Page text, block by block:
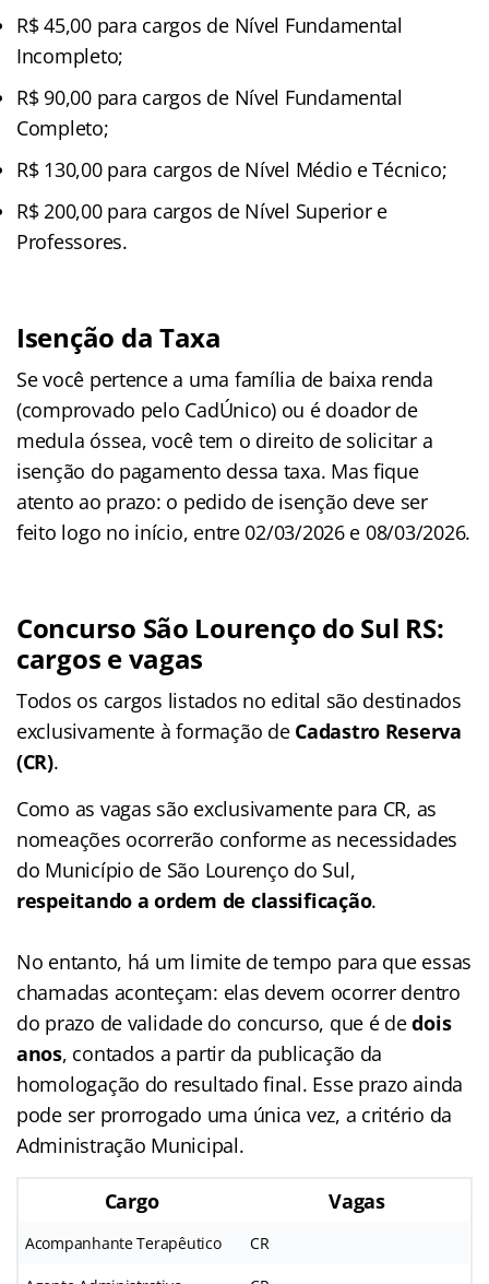
R$ 45,00 para cargos de Nível Fundamental
Incompleto;
R$ 90,00 para cargos de Nível Fundamental
Completo;
R$ 130,00 para cargos de Nível Médio e Técnico;
R$ 200,00 para cargos de Nível Superior e
Professores.
Isenção da Taxa
Se você pertence a uma família de baixa renda
(comprovado pelo CadÚnico) ou é doador de
medula óssea, você tem o direito de solicitar a
isenção do pagamento dessa taxa. Mas fique
atento ao prazo: o pedido de isenção deve ser
feito logo no início, entre 02/03/2026 e 08/03/2026.
Concurso São Lourenço do Sul RS:
cargos e vagas
Todos os cargos listados no edital são destinados
exclusivamente à formação de Cadastro Reserva
(CR).
Como as vagas são exclusivamente para CR, as
nomeações ocorrerão conforme as necessidades
do Município de São Lourenço do Sul,
respeitando a ordem de classificação.
No entanto, há um limite de tempo para que essas
chamadas aconteçam: elas devem ocorrer dentro
do prazo de validade do concurso, que é dedois
anos, contados a partir da publicação da
homologação do resultado final. Esse prazo ainda
pode ser prorrogado uma única vez, a critério da
Administração Municipal.
Cargo Vagas
Acompanhante Terapêutico CR